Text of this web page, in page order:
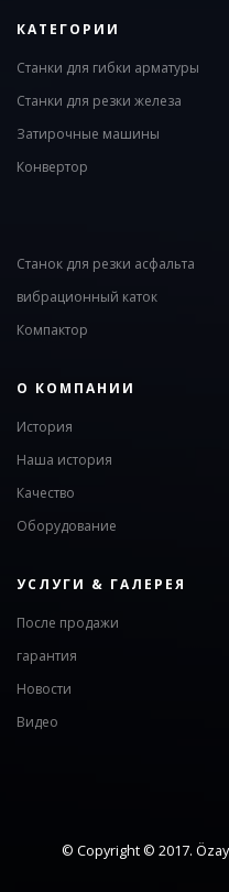
КАТЕГОРИИ
Станки для гибки арматуры
Станки для резки железа
Затирочные машины
Конвертор
Станок для резки асфальта
вибрационный каток
Компактор
О КОМПАНИИ
История
Наша история
Качество
Оборудование
УСЛУГИ & ГАЛЕРЕЯ
После продажи
гарантия
Новости
Видео
© Copyright © 2017.